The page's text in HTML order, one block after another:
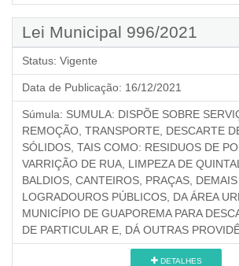
Lei Municipal 996/2021
Status: Vigente
Data de Publicação: 16/12/2021
Súmula: SUMULA: DISPÕE SOBRE
REMOÇÃO, TRANSPORTE, DESCARTE
SÓLIDOS, TAIS COMO: RESIDUOS DE
VARRIÇÃO DE RUA, LIMPEZA DE
BALDIOS, CANTEIROS, PRAÇAS,
LOGRADOUROS PÚBLICOS, DA ÁREA
MUNICÍPIO DE GUAPOREMA PARA
DE PARTICULAR E, DÁ OUTRAS
DETALHES